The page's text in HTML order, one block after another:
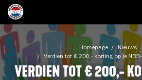
Homepage
Nieuws
Verdien tot € 200,- korting op je
VERDIEN TOT € 200,-